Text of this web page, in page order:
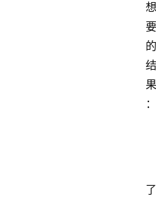
想
要
的
结
果
：
了